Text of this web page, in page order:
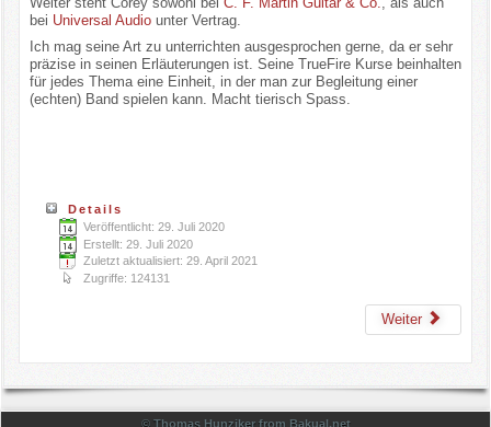
bei Universal Audiounter Vertrag.
Ich mag seine Art zu unterrichten ausgesprochen gerne, da er sehr
präzise in seinen Erläuterungen ist. Seine TrueFire Kurse beinhalten
für jedes Thema eine Einheit, in der man zur Begleitung einer
(echten) Band spielen kann. Macht tierisch Spass.
Details
Veröffentlicht: 29. Juli 2020
Erstellt: 29. Juli 2020
Zuletzt aktualisiert: 29. April 2021
Zugriffe: 124131
Weiter
© Thomas Hunziker from Bakual.net